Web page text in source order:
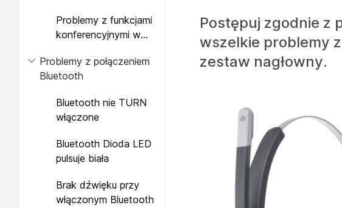
serii 560
Problemy z funkcjami
konferencyjnymi w
słuchawkowym Cisco
serii 560
Problemy z połączeniem
Bluetooth
Bluetooth nie TURN
włączone
Bluetooth Dioda LED
pulsuje biała
Brak dźwięku przy
włączonym Bluetooth
Postępuj zgodnie z
wszelkie problemy
zestaw nagłowny.